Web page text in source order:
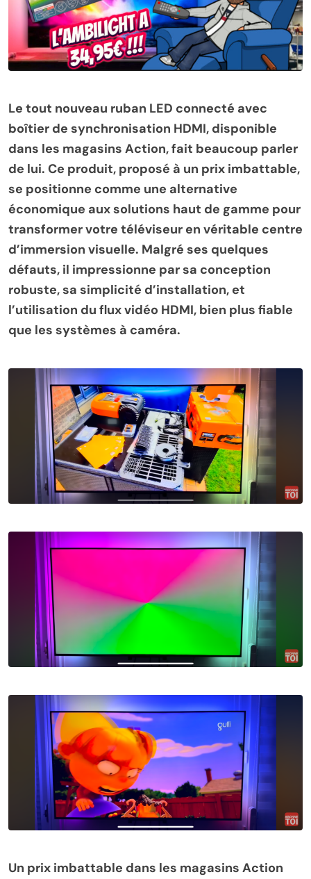
Le tout nouveau ruban LED connecté avec
boîtier de synchronisation HDMI, disponible
dans les magasins Action, fait beaucoup parler
de lui. Ce produit, proposé à un prix imbattable,
se positionne comme une alternative
économique aux solutions haut de gamme pour
transformer votre téléviseur en véritable centre
d’immersion visuelle. Malgré ses quelques
défauts, il impressionne par sa conception
robuste, sa simplicité d’installation, et
l’utilisation du flux vidéo HDMI, bien plus fiable
que les systèmes à caméra.
Un prix imbattable dans les magasins Action